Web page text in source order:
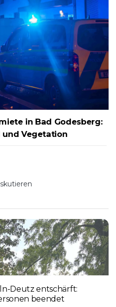
in Bad Godesberg:
und Vegetation
Deutz entschärft:
beendet